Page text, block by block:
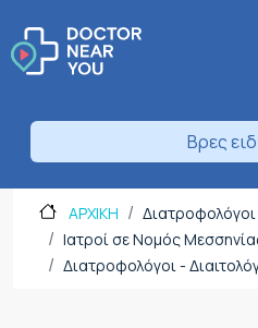
Βρες
ΑΡΧΙΚΗ
Διατροφολόγοι
Ιατροί σε Νομός
Διατροφολόγοι -